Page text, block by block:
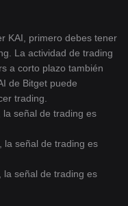
KAI, primero debes tener
La actividad de trading
a corto plazo también
de Bitget puede
trading.
la señal de trading es
la señal de trading es
la señal de trading es